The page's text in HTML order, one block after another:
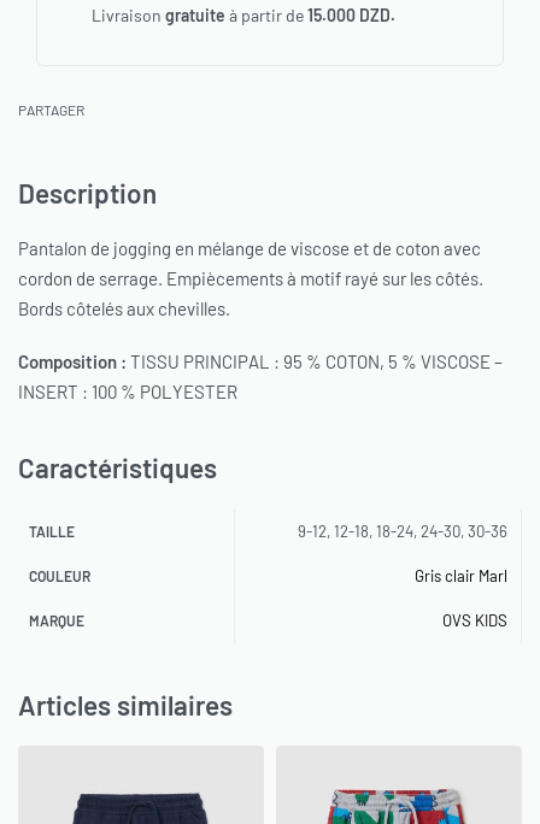
Livraison gratuite à partir de15.000 DZD.
PARTAGER
Description
Pantalon de jogging en mélange de viscose et de coton avec
cordon de serrage. Empiècements à motif rayé sur les côtés.
Bords côtelés aux chevilles.
Composition : TISSU PRINCIPAL : 95 % COTON, 5 % VISCOSE –
INSERT : 100 % POLYESTER
Caractéristiques
TAILLE 9-12, 12-18, 18-24, 24-30, 30-36
COULEUR Gris clair Marl
MARQUE OVS KIDS
Articles similaires